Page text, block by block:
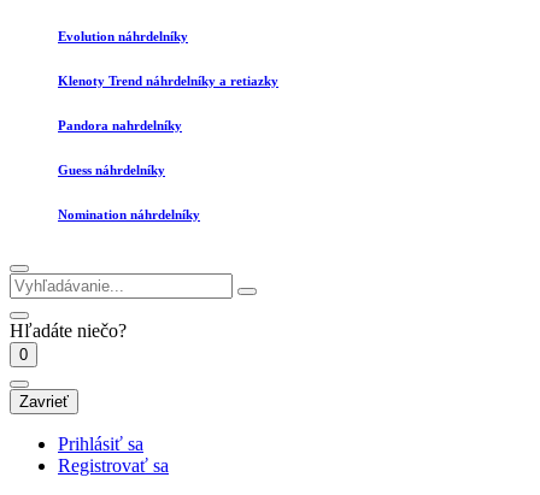
Evolution náhrdelníky
Klenoty Trend náhrdelníky a retiazky
Pandora nahrdelníky
Guess náhrdelníky
Nomination náhrdelníky
Hľadáte niečo?
0
Zavrieť
Prihlásiť sa
Registrovať sa